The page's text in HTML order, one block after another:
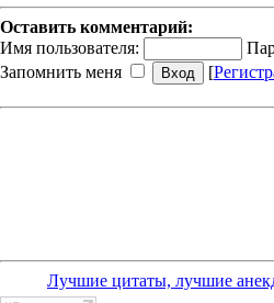
Оставить комментарий:
Имя пользователя:
Запомнить меня
[
Лучшие цитаты, лучшие